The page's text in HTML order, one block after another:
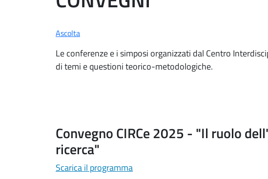
Ascolta
Le conferenze e i simposi organizzati dal Centro
di temi e questioni teorico-metodologiche.
Convegno CIRCe 2025 - "Il ruolo
ricerca"
Scarica il programma